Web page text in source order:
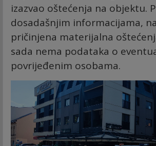
izazvao oštećenja na objektu.
dosadašnjim informacijama,
pričinjena materijalna
sada nema podataka o
povrijeđenim osobama.